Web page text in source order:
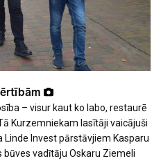
– visur kaut ko labo, restaurē
Kurzemniekam lasītāji vaicājuši
Invest pārstāvjiem Kasparu
vadītāju Oskaru Ziemeli